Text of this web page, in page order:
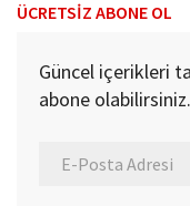
ÜCRETSİZ ABONE OL
Güncel içerikleri
abone olabilirsiniz.